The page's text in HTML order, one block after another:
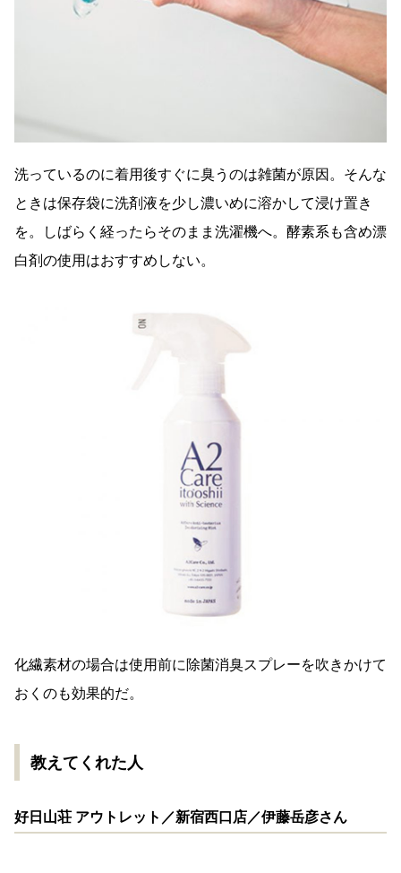
洗っているのに着用後すぐに臭うのは雑菌が原因。そんな
ときは保存袋に洗剤液を少し濃いめに溶かして浸け置き
を。しばらく経ったらそのまま洗濯機へ。酵素系も含め漂
白剤の使用はおすすめしない。
化繊素材の場合は使用前に除菌消臭スプレーを吹きかけて
おくのも効果的だ。
教えてくれた人
好日山荘 アウトレット／新宿西口店／伊藤岳彦さん